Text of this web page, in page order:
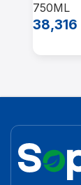
750ML
38,316